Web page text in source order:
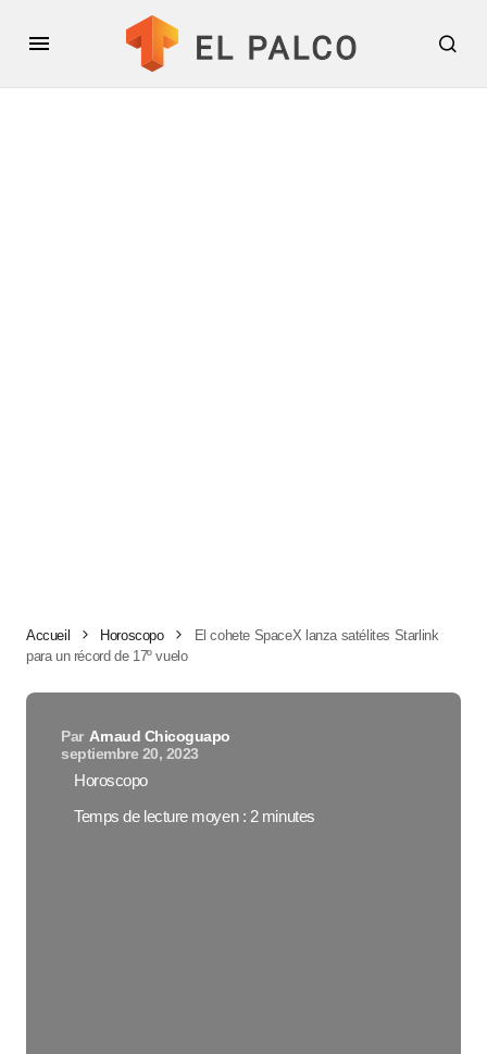
Accueil Horoscopo
El cohete SpaceX lanza satélites Starlink
para un récord de 17º vuelo
Par Arnaud Chicoguapo
septiembre 20, 2023
Horoscopo
Temps de lecture moyen : 2 minutes